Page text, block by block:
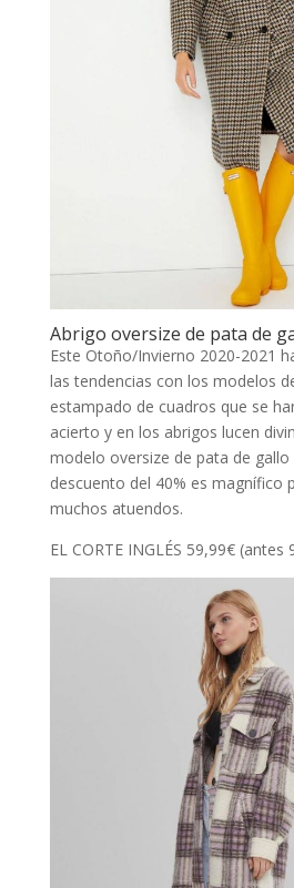
Abrigo oversize de pata de
Este Otoño/Invierno 2020-2021
las tendencias con los modelos
estampado de cuadros que se
acierto y en los abrigos lucen
modelo oversize de pata de
descuento del 40% es magnífico
muchos atuendos.
EL CORTE INGLÉS 59,99€ (antes